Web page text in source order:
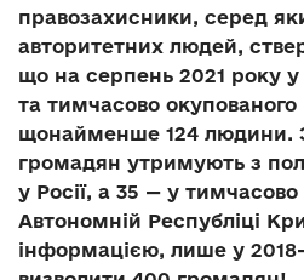
правозахисники, серед
авторитетних людей,
що на серпень 2021 року у
та тимчасово
щонайменше 124 людини.
громадян утримують з
у Росії, а 35 — у тимчасово
Автономній Республіці
інформацією, лише у